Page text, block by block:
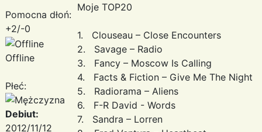
Pomocna dłoń:
+2/-0
Offline
Płeć:
Debiut:
2012/11/12
Moje TOP20
1. Clouseau – Close Encounters
2. Savage – Radio
3. Fancy – Moscow Is Calling
4. Facts & Fiction – Give Me The Night
5. Radiorama – Aliens
6. F-R David - Words
7. Sandra – Lorren